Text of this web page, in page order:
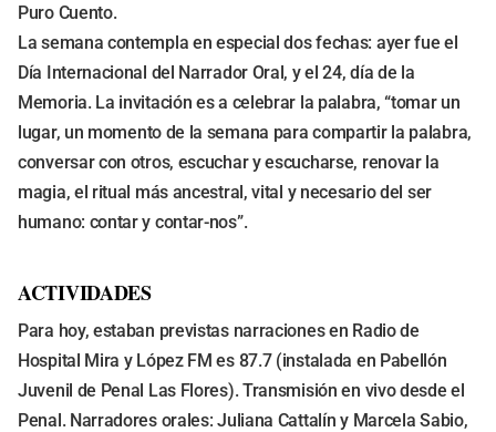
Puro Cuento.
La semana contempla en especial dos fechas: ayer fue el
Día Internacional del Narrador Oral, y el 24, día de la
Memoria. La invitación es a celebrar la palabra, “tomar un
lugar, un momento de la semana para compartir la palabra,
conversar con otros, escuchar y escucharse, renovar la
magia, el ritual más ancestral, vital y necesario del ser
humano: contar y contar-nos”.
ACTIVIDADES
Para hoy, estaban previstas narraciones en Radio de
Hospital Mira y López FM es 87.7 (instalada en Pabellón
Juvenil de Penal Las Flores). Transmisión en vivo desde el
Penal. Narradores orales: Juliana Cattalín y Marcela Sabio,